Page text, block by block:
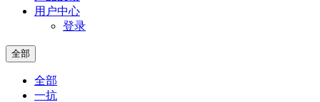
用户中心
登录
全部
全部
一抗